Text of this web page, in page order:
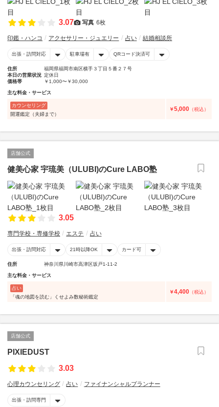
3.07 写真 6枚
印鑑・ハンコ アクセサリー・ジュエリー 占い 結婚相談所
出張・訪問対応 駐車場有 QRコード決済可
住所
福岡県福岡市南区横手３丁目５番２７号
本日の営業状況 定休日
価格帯
￥1,000〜￥30,000
主な料金・サービス
カウンセリング
開運鑑定（夫婦まで）
￥5,000 （税込）
店舗公式
健美心家 宇琉美（ULUBI)のCure LABO塾
3.05
専門学校・専修学校 エステ 占い
出張・訪問対応 21時以降OK カード可
住所 神奈川県川崎市高津区坂戸1-11-2
主な料金・サービス
占い
「魂の地図を読む」くせよみ数秘術鑑定
￥4,400 （税込）
店舗公式
PIXIEDUST
3.03
心理カウンセリング 占い ファイナンシャルプランナー
出張・訪問専門